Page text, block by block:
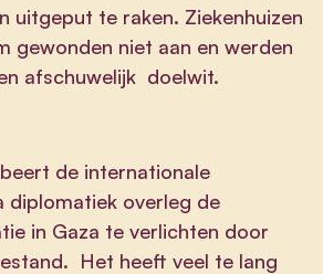
uitgeput te raken. Ziekenhuizen
gewonden niet aan en werden
afschuwelijk doelwit.
de internationale
diplomatiek overleg de
in Gaza te verlichten door
Het heeft veel te lang